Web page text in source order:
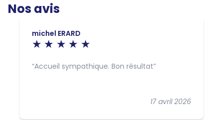
Nos avis
michel ERARD
17 avril 2026
Accueil sympathique. Bon résultat